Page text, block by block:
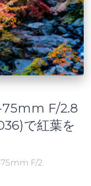
F/2.8
で紅葉を
F/2.